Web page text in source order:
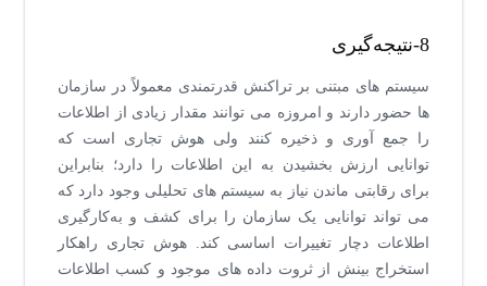
8-نتیجه‌گیری
سیستم های مبتنی بر تراکنش قدرتمندی معمولاً در سازمان
ها حضور دارند و امروزه می توانند مقدار زیادی از اطلاعات
را جمع آوری و ذخیره کنند ولی هوش تجاری است که
توانایی ارزش بخشیدن به این اطلاعات را دارد؛ بنابراین
برای رقابتی ماندن نیاز به سیستم های تحلیلی وجود دارد که
می تواند توانایی یک سازمان را برای کشف و به‌کارگیری
اطلاعات دچار تغییرات اساسی کند. هوش تجاری راهکار
استخراج بینش از ثروت داده های موجود و کسب اطلاعات